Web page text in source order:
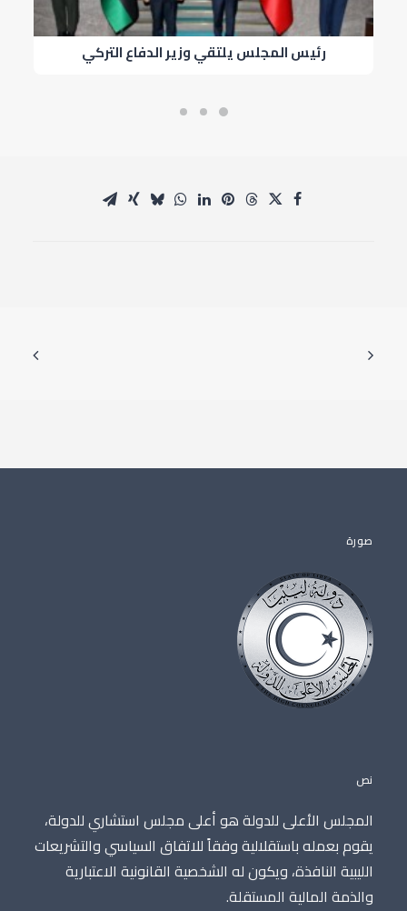
رئيس المجلس يلتقي وزير الدفاع التركي
صورة
نص
المجلس الأعلى للدولة هو أعلى مجلس استشاري للدولة،
يقوم بعمله باستقلالية وفقاً للاتفاق السياسي والتشريعات
الليبية النافذة، ويكون له الشخصية القانونية الاعتبارية
والذمة المالية المستقلة.